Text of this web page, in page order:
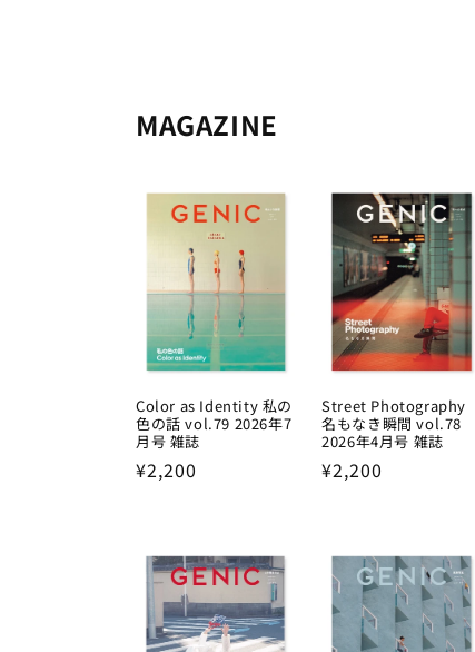
MAGAZINE
Color as Identity 私の
色の話 vol.79 2026年7
月号 雑誌
Regular
¥2,200
Street Photography
名もなき瞬間 vol.78
2026年4月号 雑誌
Regular
¥2,200